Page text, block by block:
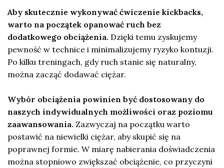
Aby skutecznie wykonywać ćwiczenie kickbacks,
warto na początek opanować ruch bez
dodatkowego obciążenia. Dzięki temu zyskujemy
pewność w technice i minimalizujemy ryzyko kontuzji.
Po kilku treningach, gdy ruch stanie się naturalny,
można zacząć dodawać ciężar.
Wybór obciążenia powinien być dostosowany do
naszych indywidualnych możliwości oraz poziomu
zaawansowania. Zazwyczaj na początku warto
postawić na niewielki ciężar, aby skupić się na
poprawnej formie. W miarę nabierania doświadczenia
można stopniowo zwiększać obciążenie, co przyczyni